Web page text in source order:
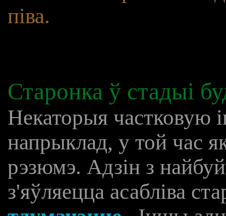
піва.
Старонка ў стадыі
Некаторыя частковую
напрыклад, у той час
рэзюмэ. Адзін з
з'яўляецца асабліва